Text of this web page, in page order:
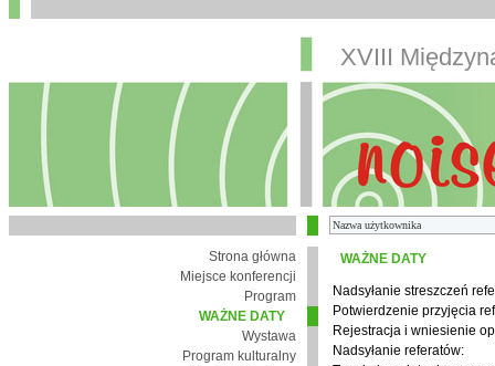
XVIII
Strona główna
Miejsce konferencji
Program
WAŻNE DATY
Wystawa
Program kulturalny
WAŻNE DATY
Nadsyłanie streszczeń
Potwierdzenie przyjęcia
Rejestracja i wniesienie
Nadsyłanie referatów: